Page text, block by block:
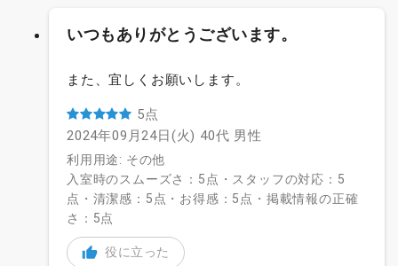
いつもありがとうございます。
また、宜しくお願いします。
5点
2024年09月24日(火) 40代 男性
利用用途: その他
入室時のスムーズさ：5点・スタッフの対応：5
点・清潔感：5点・お得感：5点・掲載情報の正確
さ：5点
役に立った